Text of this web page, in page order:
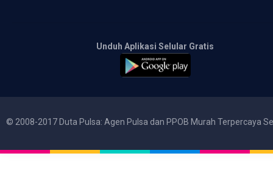
Unduh Aplikasi Selular Gratis
© 2008-2017 Duta Pulsa: Agen Pulsa dan PPOB Murah Terpercaya